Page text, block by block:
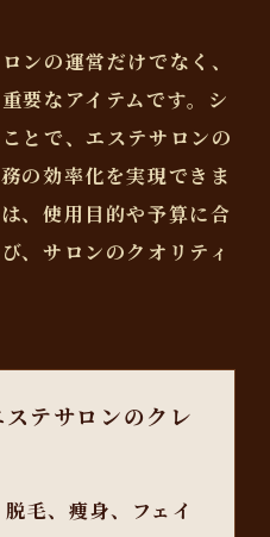
ンの運営だけでなく、
要なアイテムです。シ
とで、エステサロンの
の効率化を実現できま
、使用目的や予算に合
、サロンのクオリティ
テサロンのクレ
毛、痩身、フェイ